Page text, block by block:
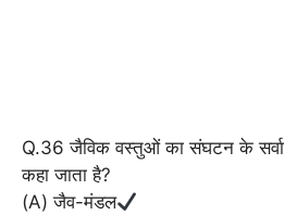
Q.36 जैविक वस्तुओं का संघटन के
कहा जाता है?
(A) जैव-मंडल